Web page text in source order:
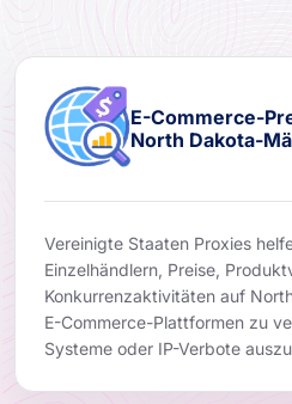
E-Commerce-
North Dakota-
Vereinigte Staaten Proxies
Einzelhändlern, Preise,
Konkurrenzaktivitäten auf
E-Commerce-Plattformen zu
Systeme oder IP-Verbote